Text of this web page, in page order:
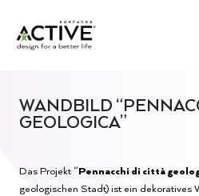
WANDBILD
GEOLOGICA”
Das Projekt “Pennacchi di città
geologischen Stadt) ist ein dekoratives